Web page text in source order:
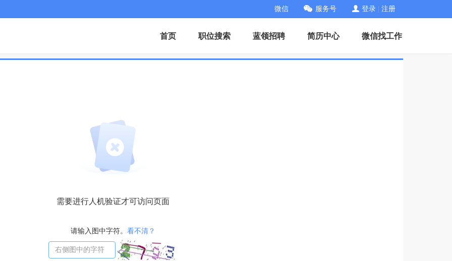
微信 服务号 登录 注册
首页 职位搜索 蓝领招聘 简历中心 微信找工作
需要进行人机验证才可访问页面
请输入图中字符。 看不清？